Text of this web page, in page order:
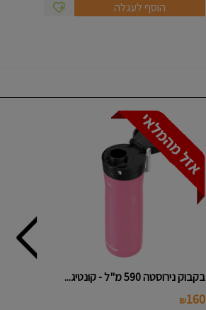
הוסף לעגלה
בקבוק נירוסטה 590 מ"ל - קונטיג...
160
₪